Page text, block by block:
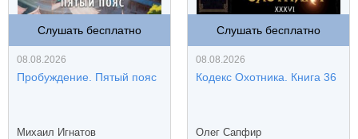
Слушать бесплатно
08.08.2026
Пробуждение. Пятый пояс
Михаил Игнатов
Слушать бесплатно
08.08.2026
Кодекс Охотника. Книга 36
Олег Сапфир